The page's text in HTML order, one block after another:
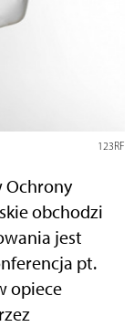
123RF
Ochrony
obchodzi
jest
pt.
opiece